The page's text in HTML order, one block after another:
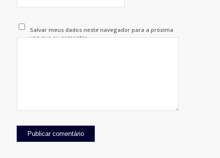
Salvar meus dados neste navegador para a próxima
vez que eu comentar.